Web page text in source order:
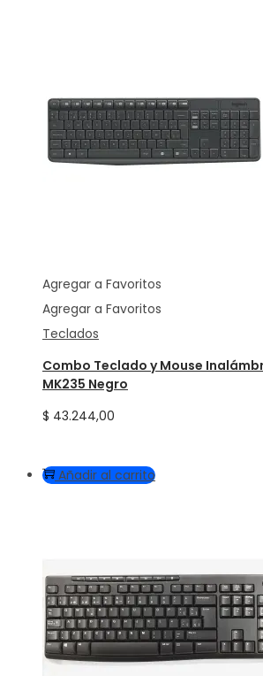
Agregar a Favoritos
Agregar a Favoritos
Teclados
Combo Teclado y Mouse
MK235 Negro
$ 43.244,00
Añadir al carrito